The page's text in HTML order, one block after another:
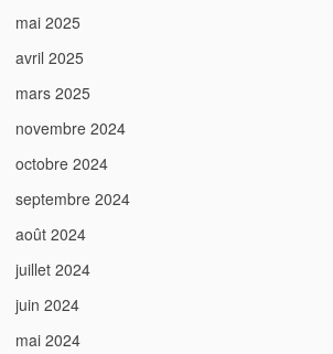
mai 2025
avril 2025
mars 2025
novembre 2024
octobre 2024
septembre 2024
août 2024
juillet 2024
juin 2024
mai 2024